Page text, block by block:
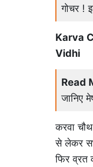
गोचर !
Karva
Vidhi
Read
जानिए
करवा
से लेकर
फिर व्रत